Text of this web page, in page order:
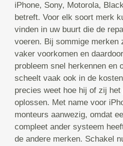
iPhone, Sony, Motorola,
betreft. Voor elk soort merk
vinden in uw buurt die de
voeren. Bij sommige merken
vaker voorkomen en
probleem snel herkennen en
scheelt vaak ook in de
precies weet hoe hij of zij het
oplossen. Met name voor
monteurs aanwezig, omdat
compleet ander systeem
de andere merken. Schakel